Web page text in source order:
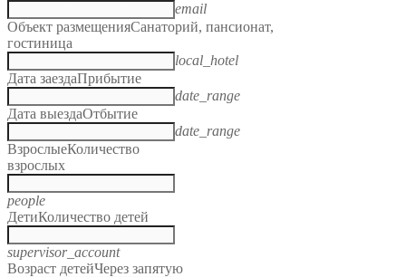
email
Объект размещенияСанаторий, пансионат,
гостиница
local_hotel
Дата заездаПрибытие
date_range
Дата выездаОтбытие
date_range
ВзрослыеКоличество
взрослых
people
ДетиКоличество детей
supervisor_account
Возраст детейЧерез запятую